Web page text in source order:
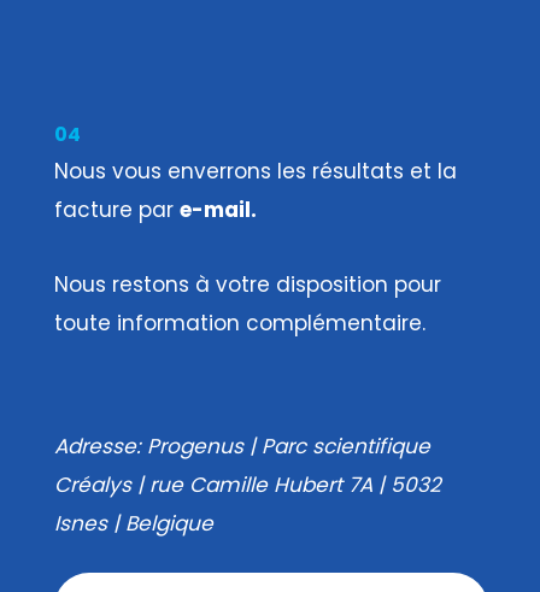
04
Nous vous enverrons les résultats et la
facture par e-mail.
Nous restons à votre disposition pour
toute information complémentaire.
Adresse: Progenus | Parc scientifique
Créalys | rue Camille Hubert 7A | 5032
Isnes | Belgique